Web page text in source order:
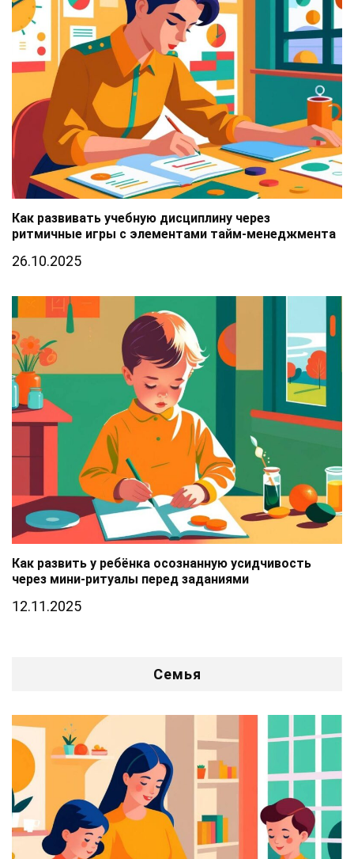
Как развивать учебную дисциплину через
ритмичные игры с элементами тайм-менеджмента
26.10.2025
Как развить у ребёнка осознанную усидчивость
через мини-ритуалы перед заданиями
12.11.2025
Семья